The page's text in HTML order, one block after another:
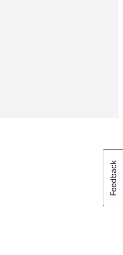
OBH Nordica Björn
Axén Tools Power